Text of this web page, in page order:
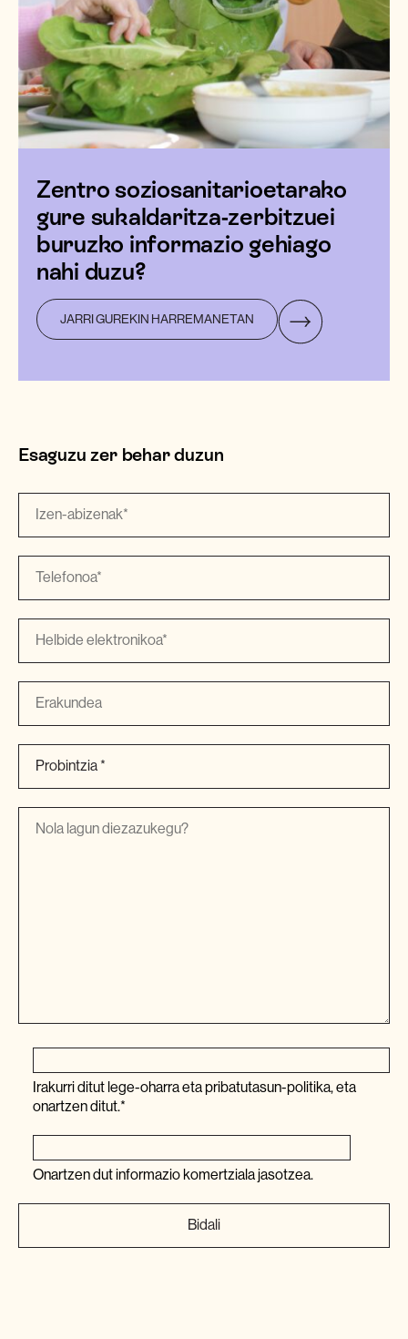
Zentro soziosanitarioetarako
gure sukaldaritza-zerbitzuei
buruzko informazio gehiago
nahi duzu?
JARRI GUREKIN HARREMANETAN
Esaguzu zer behar duzun
Irakurri ditut lege-oharraetapribatutasun-politika,eta
onartzen ditut.*
Onartzen dut informazio komertziala jasotzea.